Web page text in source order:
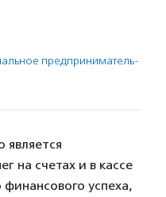
предпри­нима­тель­
является
на счетах и в кассе
успеха,